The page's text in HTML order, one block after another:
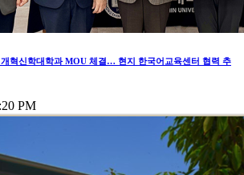
혁신학대학과 MOU 체결… 현지 한국어교육센터 협력 추
PM